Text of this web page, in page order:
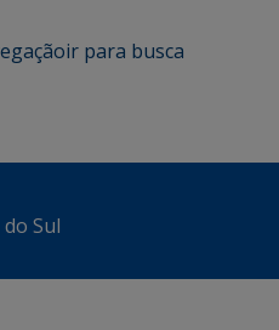
ir para busca
Sul